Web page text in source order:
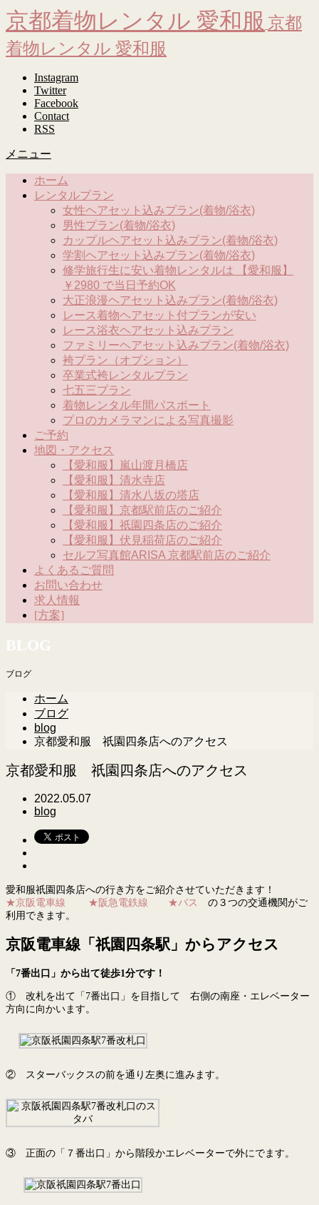
京都着物レンタル 愛和服 京都
着物レンタル 愛和服
Instagram
Twitter
Facebook
Contact
RSS
メニュー
ホーム
レンタルプラン
女性ヘアセット込みプラン(着物/浴衣)
男性プラン(着物/浴衣)
カップルヘアセット込みプラン(着物/浴衣)
学割ヘアセット込みプラン(着物/浴衣)
修学旅行生に安い着物レンタルは 【愛和服】
￥2980 で当日予約OK
大正浪漫ヘアセット込みプラン(着物/浴衣)
レース着物ヘアセット付プランが安い
レース浴衣ヘアセット込みプラン
ファミリーヘアセット込みプラン(着物/浴衣)
袴プラン（オプション）
卒業式袴レンタルプラン
七五三プラン
着物レンタル年間パスポート
プロのカメラマンによる写真撮影
ご予約
地図・アクセス
【愛和服】嵐山渡月橋店
【愛和服】清水寺店
【愛和服】清水八坂の塔店
【愛和服】京都駅前店のご紹介
【愛和服】祇園四条店のご紹介
【愛和服】伏見稲荷店のご紹介
セルフ写真館ARISA 京都駅前店のご紹介
よくあるご質問
お問い合わせ
求人情報
[方案]
BLOG
ブログ
ホーム
ブログ
blog
京都愛和服 祇園四条店へのアクセス
京都愛和服 祇園四条店へのアクセス
2022.05.07
blog
愛和服祇園四条店への行き方をご紹介させていただきます！
★京阪電車線
★阪急電鉄線 ★バス
の３つの交通機関がご
利用できます。
京阪電車線「祇園四条駅」からアクセス
「7番出口」から出て徒歩1分です！
① 改札を出て「7番出口」を目指して 右側の南座・エレベーター
方向に向かいます。
② スターバックスの前を通り左奥に進みます。
③ 正面の「７番出口」から階段かエレベーターで外にでます。